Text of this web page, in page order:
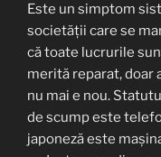
Este un simptom
societății care se
că toate lucrurile
merită reparat, doar
nu mai e nou.
de scump este
japoneză este